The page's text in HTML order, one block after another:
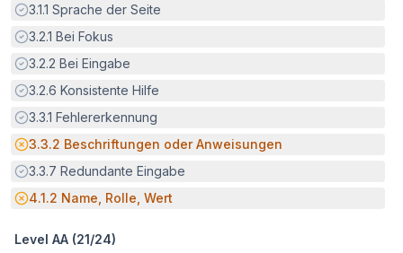
Erfüllt:
3.1.1 Sprache der Seite
Erfüllt:
3.2.1 Bei Fokus
Erfüllt:
3.2.2 Bei Eingabe
Erfüllt:
3.2.6 Konsistente Hilfe
Erfüllt:
3.3.1 Fehlererkennung
Potenzielle Barriere:
3.3.2 Beschriftungen oder Anweisungen
Erfüllt:
3.3.7 Redundante Eingabe
Potenzielle Barriere:
4.1.2 Name, Rolle, Wert
Level AA (21/24)